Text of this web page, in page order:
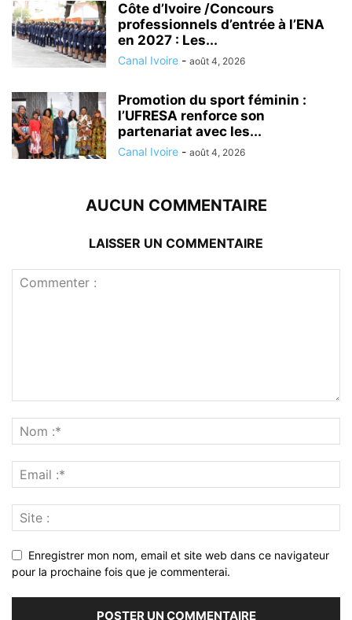
Côte d’Ivoire /Concours
professionnels d’entrée à l’ENA
en 2027 : Les...
Canal Ivoire - août 4, 2026
Promotion du sport féminin :
l’UFRESA renforce son
partenariat avec les...
Canal Ivoire - août 4, 2026
AUCUN COMMENTAIRE
LAISSER UN COMMENTAIRE
Enregistrer mon nom, email et site web dans ce navigateur
pour la prochaine fois que je commenterai.